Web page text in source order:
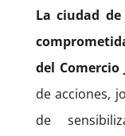
La ciudad
del Comercio
de acciones,
de